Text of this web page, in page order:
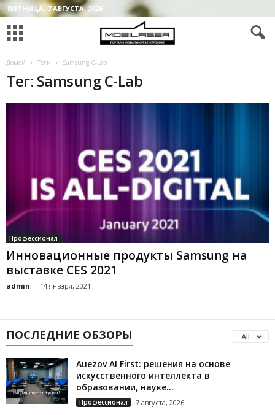
ПЯТНИЦА, 7 АВГУСТА, 2026
Домой Теги Samsung C-Lab
Тег: Samsung C-Lab
Профессионал
Инновационные продукты Samsung на
выставке CES 2021
admin - 14 января, 2021
ПОСЛЕДНИЕ ОБЗОРЫ All
Auezov AI First: решения на основе
искусственного интеллекта в
образовании, науке...
Профессионал 7 августа, 2026